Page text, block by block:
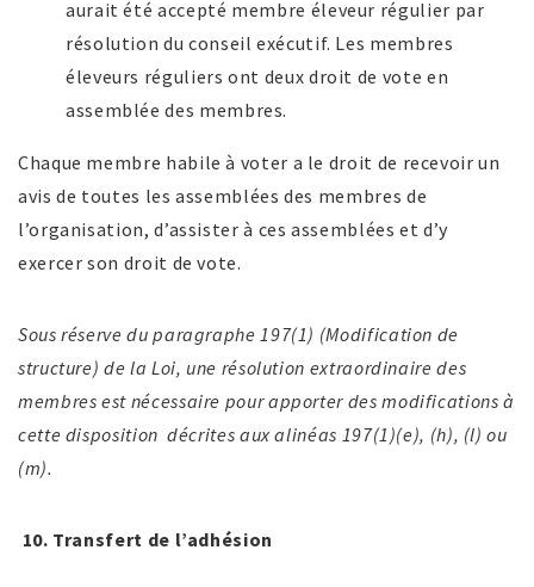
aurait été accepté membre éleveur régulier par
résolution du conseil exécutif. Les membres
éleveurs réguliers ont deux droit de vote en
assemblée des membres.
Chaque membre habile à voter a le droit de recevoir un
avis de toutes les assemblées des membres de
l’organisation, d’assister à ces assemblées et d’y
exercer son droit de vote.
Sous réserve du paragraphe 197(1) (Modification de
structure) de la Loi, une résolution extraordinaire des
membres est nécessaire pour apporter des modifications à
cette disposition décrites aux alinéas 197(1)(e), (h), (l) ou
(m).
10. Transfert de l’adhésion